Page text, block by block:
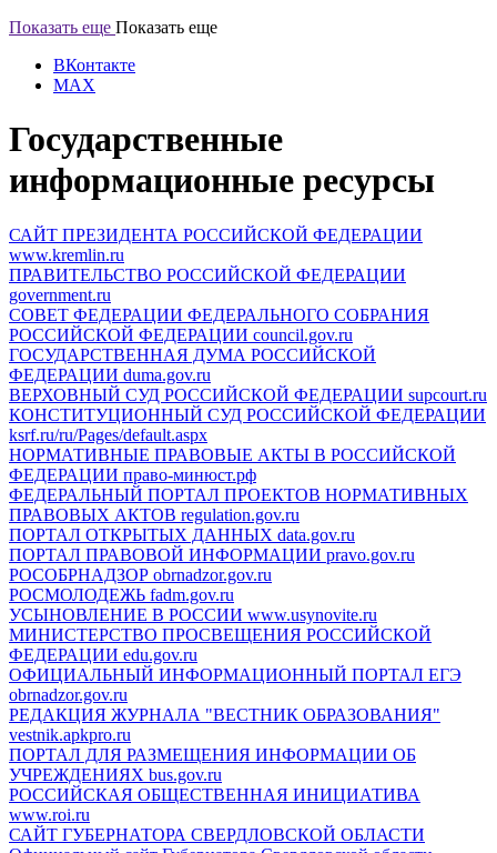
Показать еще Показать еще
ВКонтакте
MAX
Государственные
информационные ресурсы
САЙТ ПРЕЗИДЕНТА РОССИЙСКОЙ ФЕДЕРАЦИИ
www.kremlin.ru
ПРАВИТЕЛЬСТВО РОССИЙСКОЙ ФЕДЕРАЦИИ
government.ru
СОВЕТ ФЕДЕРАЦИИ ФЕДЕРАЛЬНОГО СОБРАНИЯ
РОССИЙСКОЙ ФЕДЕРАЦИИ council.gov.ru
ГОСУДАРСТВЕННАЯ ДУМА РОССИЙСКОЙ
ФЕДЕРАЦИИ duma.gov.ru
ВЕРХОВНЫЙ СУД РОССИЙСКОЙ ФЕДЕРАЦИИ supcourt.ru
КОНСТИТУЦИОННЫЙ СУД РОССИЙСКОЙ ФЕДЕРАЦИИ
ksrf.ru/ru/Pages/default.aspx
НОРМАТИВНЫЕ ПРАВОВЫЕ АКТЫ В РОССИЙСКОЙ
ФЕДЕРАЦИИ право-минюст.рф
ФЕДЕРАЛЬНЫЙ ПОРТАЛ ПРОЕКТОВ НОРМАТИВНЫХ
ПРАВОВЫХ АКТОВ regulation.gov.ru
ПОРТАЛ ОТКРЫТЫХ ДАННЫХ data.gov.ru
ПОРТАЛ ПРАВОВОЙ ИНФОРМАЦИИ pravo.gov.ru
РОСОБРНАДЗОР obrnadzor.gov.ru
РОСМОЛОДЕЖЬ fadm.gov.ru
УСЫНОВЛЕНИЕ В РОССИИ www.usynovite.ru
МИНИСТЕРСТВО ПРОСВЕЩЕНИЯ РОССИЙСКОЙ
ФЕДЕРАЦИИ edu.gov.ru
ОФИЦИАЛЬНЫЙ ИНФОРМАЦИОННЫЙ ПОРТАЛ ЕГЭ
obrnadzor.gov.ru
РЕДАКЦИЯ ЖУРНАЛА "ВЕСТНИК ОБРАЗОВАНИЯ"
vestnik.apkpro.ru
ПОРТАЛ ДЛЯ РАЗМЕЩЕНИЯ ИНФОРМАЦИИ ОБ
УЧРЕЖДЕНИЯХ bus.gov.ru
РОССИЙСКАЯ ОБЩЕСТВЕННАЯ ИНИЦИАТИВА
www.roi.ru
САЙТ ГУБЕРНАТОРА СВЕРДЛОВСКОЙ ОБЛАСТИ